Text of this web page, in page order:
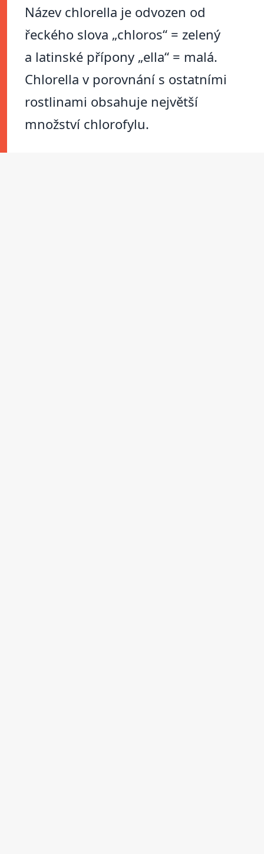
Název chlorella je odvozen od
řeckého slova „chloros“ = zelený
a latinské přípony „ella“ = malá.
Chlorella v porovnání s ostatními
rostlinami obsahuje největší
množství chlorofylu.